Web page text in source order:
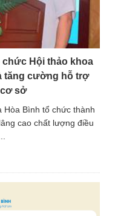
chức Hội thảo khoa
tăng cường hỗ trợ
sở
Hòa Bình tổ chức thành
cao chất lượng điều